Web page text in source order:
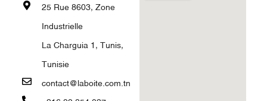
25 Rue 8603, Zone
Industrielle
La Charguia 1, Tunis,
Tunisie
contact@laboite.com.tn